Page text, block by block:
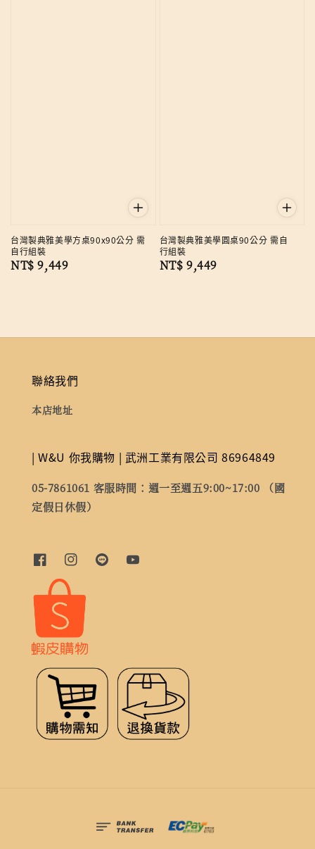
台灣製典雅美學方桌90x90公分 需
自行組裝
Regular
NT$ 9,449
台灣製典雅美學圓桌90公分 需自
行組裝
Regular
NT$ 9,449
聯絡我們
本店地址
| W&U 你我購物 | 武洲工業有限公司 86964849
05-7861061 客服時間：週一至週五9:00~17:00 （國
定假日休假）